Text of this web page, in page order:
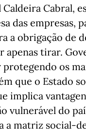
Caldeira Cabral,
das empresas,
a obrigação de
apenas tirar.
protegendo os
que o Estado
implica
vulnerável do
a matriz social-